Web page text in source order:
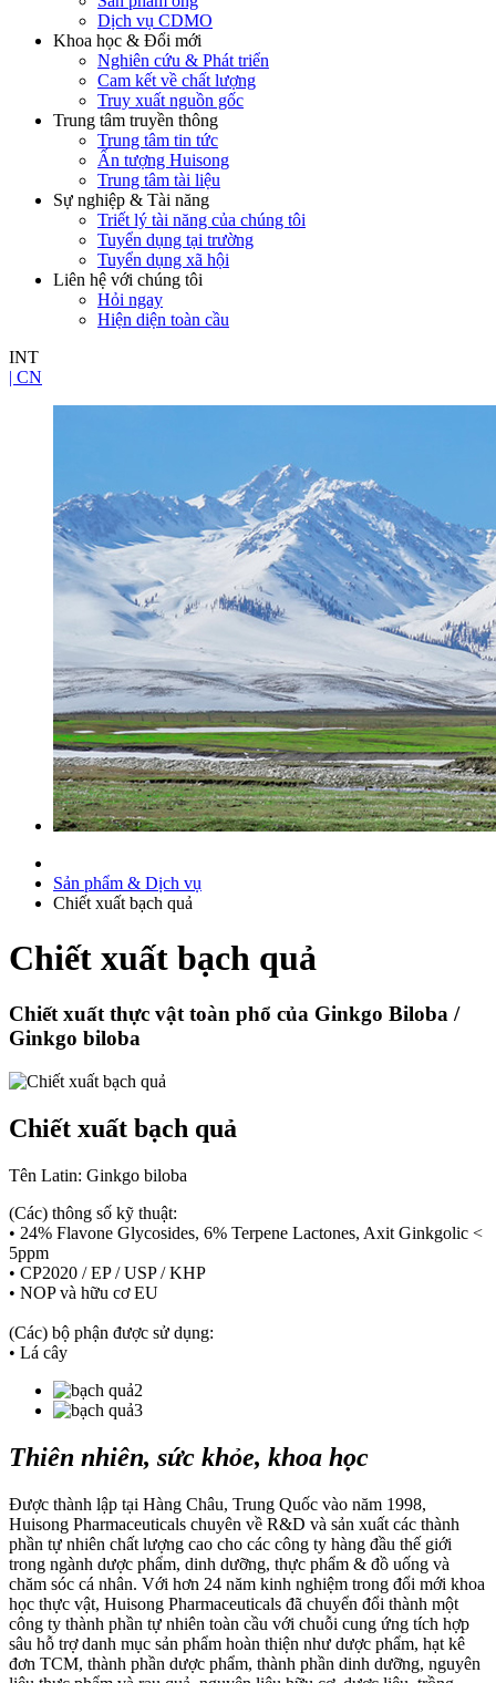
Dịch vụ CDMO
Khoa học & Đổi mới
Nghiên cứu & Phát triển
Cam kết về chất lượng
Truy xuất nguồn gốc
Trung tâm truyền thông
Trung tâm tin tức
Ấn tượng Huisong
Trung tâm tài liệu
Sự nghiệp & Tài năng
Triết lý tài năng của chúng tôi
Tuyển dụng tại trường
Tuyển dụng xã hội
Liên hệ với chúng tôi
Hỏi ngay
Hiện diện toàn cầu
INT
| CN
Sản phẩm & Dịch vụ
Chiết xuất bạch quả
Chiết xuất bạch quả
Chiết xuất thực vật toàn phổ của Ginkgo Biloba /
Ginkgo biloba
Chiết xuất bạch quả
Tên Latin: Ginkgo biloba
(Các) thông số kỹ thuật:
• 24% Flavone Glycosides, 6% Terpene Lactones, Axit Ginkgolic <
5ppm
• CP2020 / EP / USP / KHP
• NOP và hữu cơ EU
(Các) bộ phận được sử dụng:
• Lá cây
Thiên nhiên, sức khỏe, khoa học
Được thành lập tại Hàng Châu, Trung Quốc vào năm 1998,
Huisong Pharmaceuticals chuyên về R&D và sản xuất các thành
phần tự nhiên chất lượng cao cho các công ty hàng đầu thế giới
trong ngành dược phẩm, dinh dưỡng, thực phẩm & đồ uống và
chăm sóc cá nhân. Với hơn 24 năm kinh nghiệm trong đổi mới khoa
học thực vật, Huisong Pharmaceuticals đã chuyển đổi thành một
công ty thành phần tự nhiên toàn cầu với chuỗi cung ứng tích hợp
sâu hỗ trợ danh mục sản phẩm hoàn thiện như dược phẩm, hạt kê
đơn TCM, thành phần dược phẩm, thành phần dinh dưỡng, nguyên